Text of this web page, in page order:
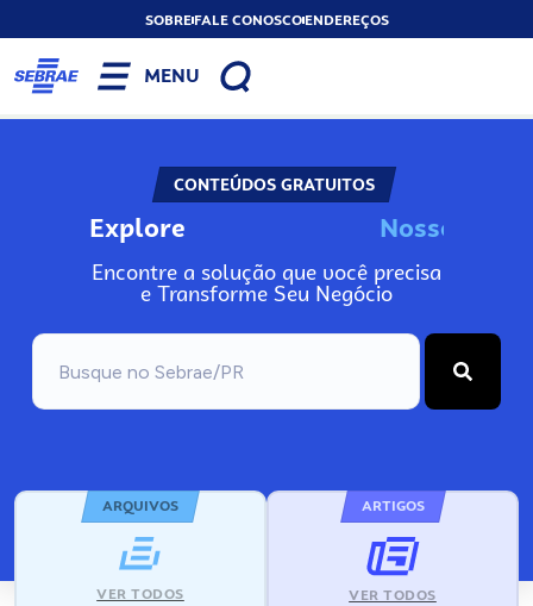
SOBREFALE CONOSCOENDEREÇOS
MENU
CONTEÚDOS GRATUITOS
Explore Nos
Encontre a solução que você precisa
e Transforme Seu Negócio
ARQUIVOS
VER TODOS
ARTIGOS
VER TODOS